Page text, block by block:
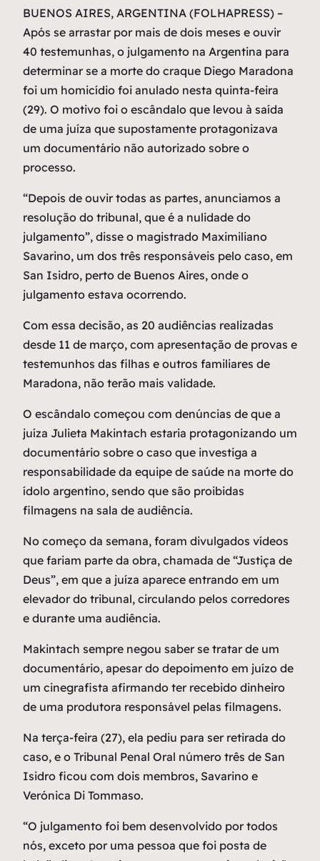
BUENOS AIRES, ARGENTINA (FOLHAPRESS) –
Após se arrastar por mais de dois meses e ouvir
40 testemunhas, o julgamento na Argentina para
determinar se a morte do craque Diego Maradona
foi um homicídio foi anulado nesta quinta-feira
(29). O motivo foi o escândalo que levou à saída
de uma juíza que supostamente protagonizava
um documentário não autorizado sobre o
processo.
“Depois de ouvir todas as partes, anunciamos a
resolução do tribunal, que é a nulidade do
julgamento”, disse o magistrado Maximiliano
Savarino, um dos três responsáveis pelo caso, em
San Isidro, perto de Buenos Aires, onde o
julgamento estava ocorrendo.
Com essa decisão, as 20 audiências realizadas
desde 11 de março, com apresentação de provas e
testemunhos das filhas e outros familiares de
Maradona, não terão mais validade.
O escândalo começou com denúncias de que a
juíza Julieta Makintach estaria protagonizando um
documentário sobre o caso que investiga a
responsabilidade da equipe de saúde na morte do
ídolo argentino, sendo que são proibidas
filmagens na sala de audiência.
No começo da semana, foram divulgados vídeos
que fariam parte da obra, chamada de “Justiça de
Deus”, em que a juíza aparece entrando em um
elevador do tribunal, circulando pelos corredores
e durante uma audiência.
Makintach sempre negou saber se tratar de um
documentário, apesar do depoimento em juízo de
um cinegrafista afirmando ter recebido dinheiro
de uma produtora responsável pelas filmagens.
Na terça-feira (27), ela pediu para ser retirada do
caso, e o Tribunal Penal Oral número três de San
Isidro ficou com dois membros, Savarino e
Verónica Di Tommaso.
“O julgamento foi bem desenvolvido por todos
nós, exceto por uma pessoa que foi posta de